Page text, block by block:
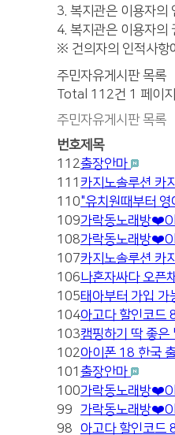
3. 복지관은 이용자의
4. 복지관은 이용자의
※ 건의자의 인적사항
주민자유게시판 목록
Total 112건 1 페이지
주민자유게시판 목록
번호제목
112출장안마
111 카지노솔루션 카
110"유치원때부터
109가락동노래방
108가락동노래방
107카지노솔루션 카
106나혼자싸다 오픈
105태아부터 가입 가
104아고다 할인코드
103캠핑하기 딱 좋은
102아이폰 18 한국
101 출장안마
100가락동노래방
99
가락동노래방
98
아고다 할인코드